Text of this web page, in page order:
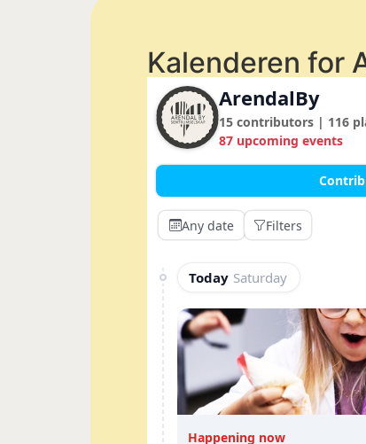
Kalenderen for